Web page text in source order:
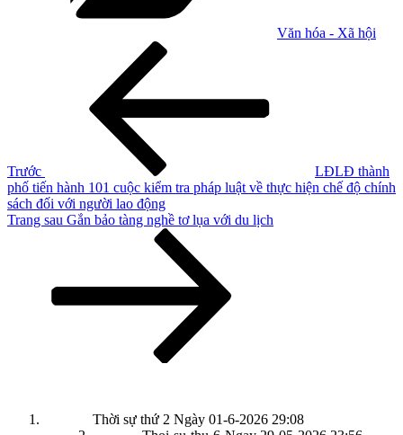
Văn hóa - Xã hội
Trước
LĐLĐ thành
phố tiến hành 101 cuộc kiểm tra pháp luật về thực hiện chế độ chính
sách đối với người lao động
Bài
Trang sau Gắn bảo tàng nghề tơ lụa với du lịch
Thời sự thứ 2 Ngày 01-6-2026 29:08